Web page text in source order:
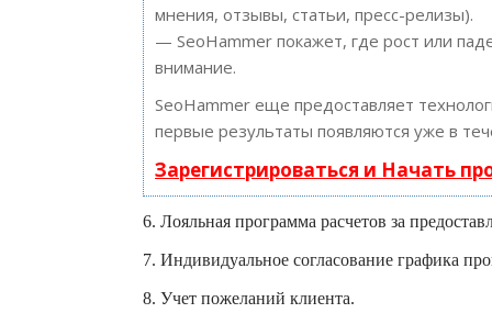
мнения, отзывы, статьи, пресс-релизы).
— SeoHammer покажет, где рост или
внимание.
SeoHammer еще предоставляет
первые результаты появляются уже в
Зарегистрироваться и Начать
6. Лояльная программа расчетов за
7. Индивидуальное согласование графика
8. Учет пожеланий клиента.